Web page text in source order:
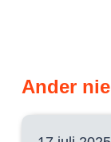
Ander